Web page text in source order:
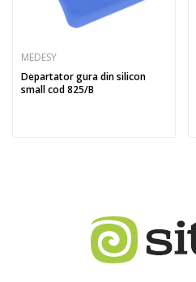
MEDESY
Departator gura din silicon
small cod 825/B